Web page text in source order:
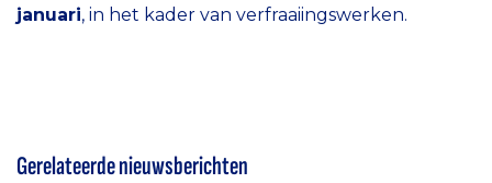
januari, in het kader van verfraaiingswerken.
Gerelateerde nieuwsberichten